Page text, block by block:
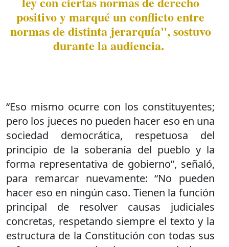
positivo y marqué un conflicto entre
normas de distinta jerarquía", sostuvo
durante la audiencia.
“Eso mismo ocurre con los constituyentes;
pero los jueces no pueden hacer eso en una
sociedad democrática, respetuosa del
principio de la soberanía del pueblo y la
forma representativa de gobierno”, señaló,
para remarcar nuevamente: “No pueden
hacer eso en ningún caso. Tienen la función
principal de resolver causas judiciales
concretas, respetando siempre el texto y la
estructura de la Constitución con todas sus